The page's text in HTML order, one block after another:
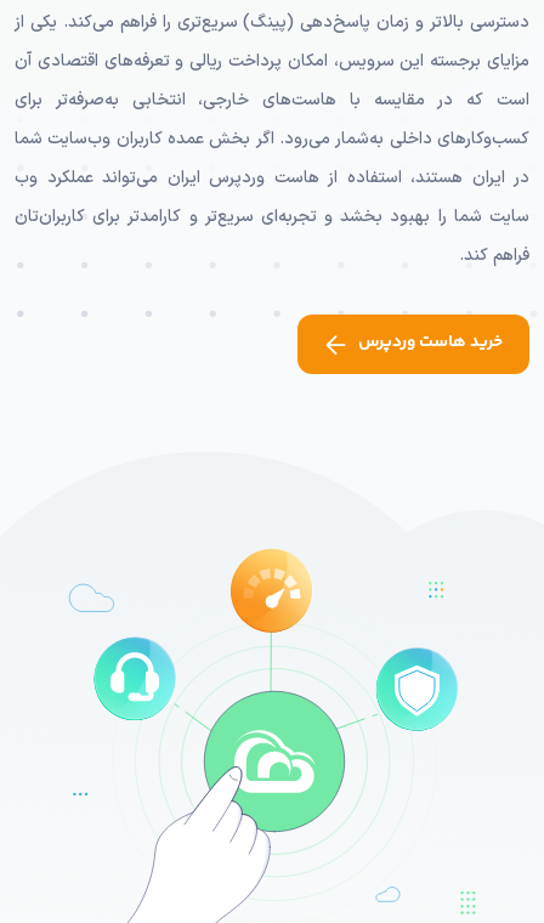
دسترسی بالاتر و زمان پاسخ‌دهی (پینگ) سریع‌تری را فراهم می‌کند. یکی از
مزایای برجسته این سرویس، امکان پرداخت ریالی و تعرفه‌های اقتصادی آن
است که در مقایسه با هاست‌های خارجی، انتخابی به‌صرفه‌تر برای
کسب‌وکارهای داخلی به‌شمار می‌رود. اگر بخش عمده کاربران وب‌سایت شما
در ایران هستند، استفاده از هاست وردپرس ایران می‌تواند عملکرد وب
سایت شما را بهبود بخشد و تجربه‌ای سریع‌تر و کارامدتر برای کاربران‌تان
فراهم کند.
خرید هاست وردپرس